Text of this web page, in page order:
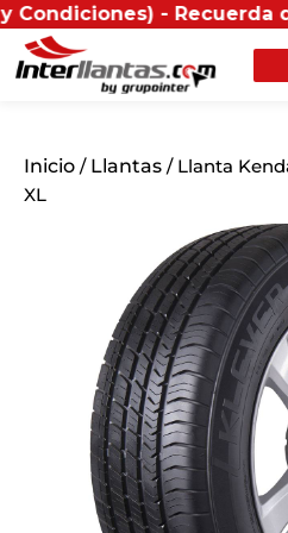
- Recuerda que si
Inicio / Llantas / Llanta
XL